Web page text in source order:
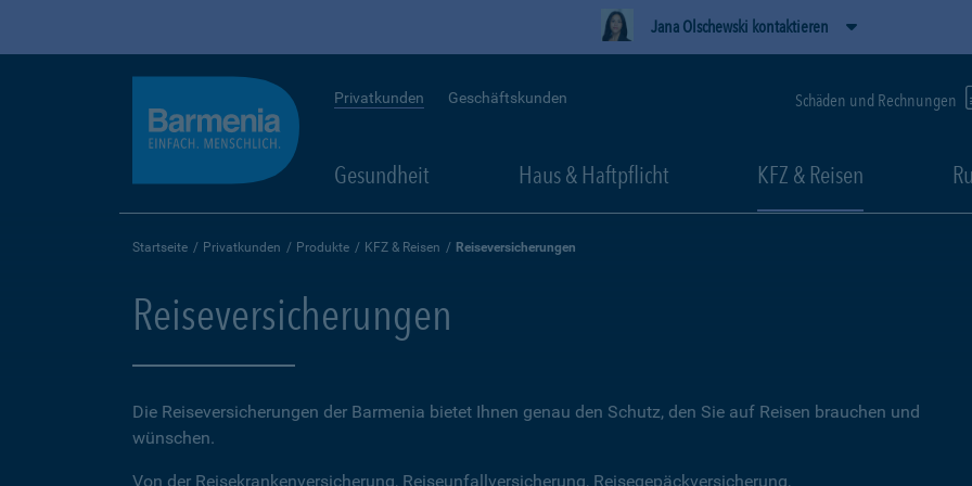
Jana Olschewski kontaktieren
Privatkunden Geschäftskunden Schäden und Rechnungen
Gesundheit Haus & Haftpflicht KFZ & Reisen
Startseite Privatkunden Produkte KFZ & Reisen Reiseversicherungen
Reiseversicherungen
Die Reiseversicherungen der Barmenia bietet Ihnen genau den Schutz, den Sie auf Reisen brauchen und
wünschen.
Von der Reisekrankenversicherung, Reiseunfallversicherung, Reisegepäckversicherung,